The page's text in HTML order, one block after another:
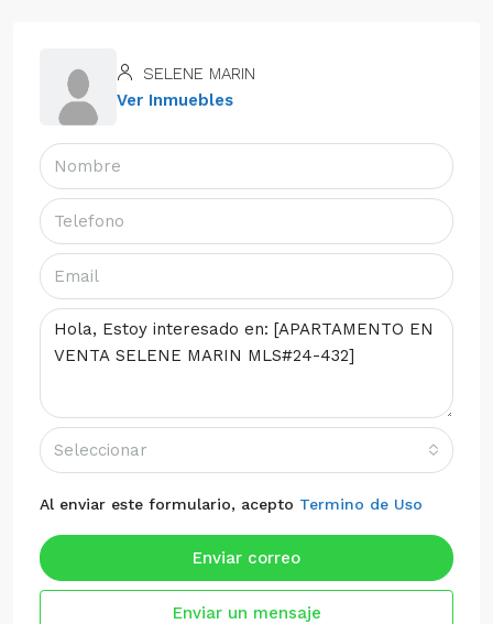
SELENE MARIN
Ver Inmuebles
Seleccionar
Al enviar este formulario, acepto Termino de Uso
Enviar correo
Enviar un mensaje